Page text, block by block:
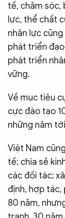
tế, chăm sóc,
lực, thể chất
nhân lực
phát triển
phát triển
vững.
Về mục tiêu
cực đào tạo
những năm
Việt Nam
tế; chia sẻ
các đối tác;
định, hợp tác,
80 năm,